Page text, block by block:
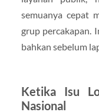
semuanya cepat
grup percakapan.
bahkan sebelum
Ketika Isu
Nasional